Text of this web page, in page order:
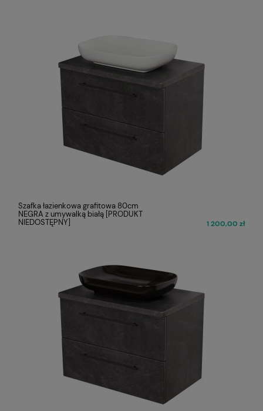
Szafka łazienkowa grafitowa 80cm
NEGRA z umywalką białą [PRODUKT
NIEDOSTĘPNY]
1 200,00 zł